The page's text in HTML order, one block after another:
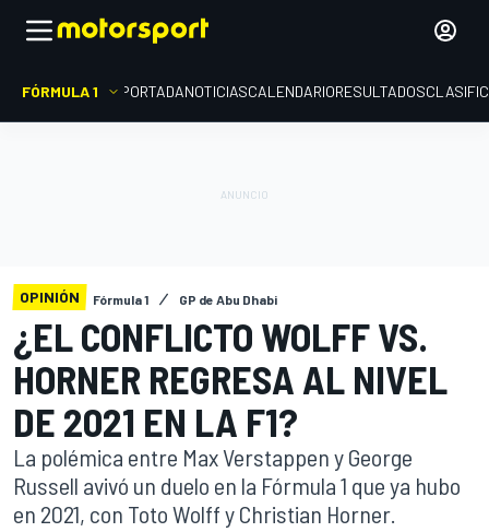
FÓRMULA 1 PORTADANOTICIASCALENDARIORESULTADOS
OPINIÓN Fórmula 1 GP de Abu Dhabi
¿EL CONFLICTO WOLFF VS.
HORNER REGRESA AL NIVEL
DE 2021 EN LA F1?
La polémica entre Max Verstappen y George
Russell avivó un duelo en la Fórmula 1 que ya hubo
en 2021, con Toto Wolff y Christian Horner.